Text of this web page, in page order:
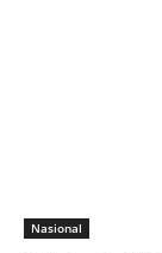
Nasional